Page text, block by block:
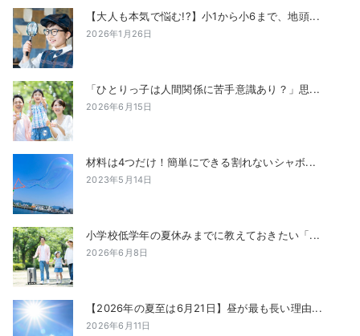
【大人も本気で悩む!?】小1から小6まで、地頭...
2026年1月26日
「ひとりっ子は人間関係に苦手意識あり？」思...
2026年6月15日
材料は4つだけ！簡単にできる割れないシャボ...
2023年5月14日
小学校低学年の夏休みまでに教えておきたい「...
2026年6月8日
【2026年の夏至は6月21日】昼が最も長い理由...
2026年6月11日